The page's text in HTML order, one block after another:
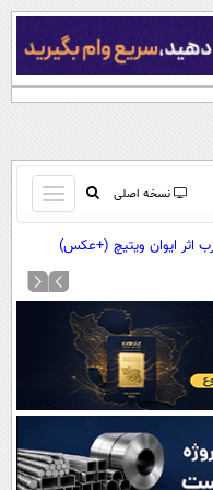
نسخه اصلی
باز
و
کردن